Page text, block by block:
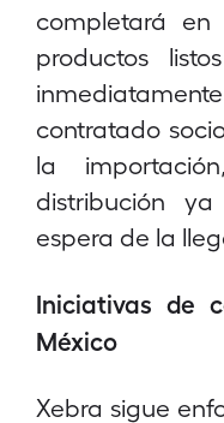
completará
productos
contratado
la
distribución
espera de la
Iniciativas de
México
Xebra sigue